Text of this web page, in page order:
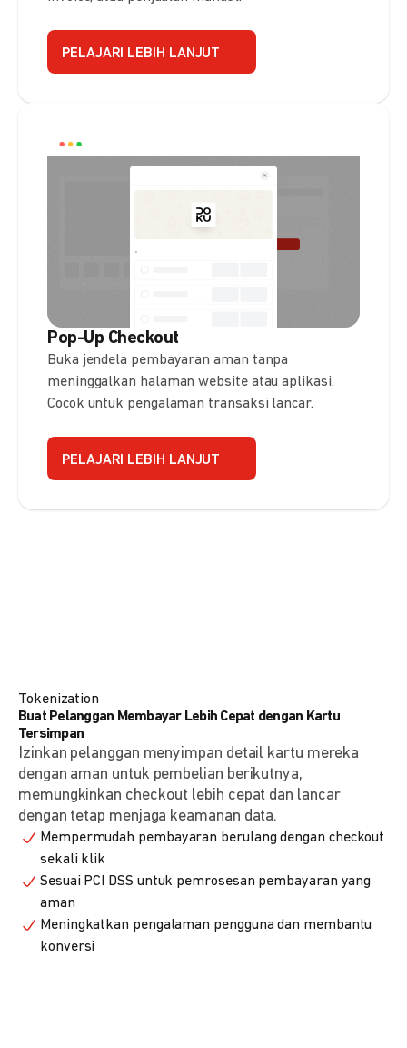
PELAJARI LEBIH LANJUT
Pop-Up Checkout
Buka jendela pembayaran aman tanpa
meninggalkan halaman website atau aplikasi.
Cocok untuk pengalaman transaksi lancar.
PELAJARI LEBIH LANJUT
Tokenization
Buat Pelanggan Membayar Lebih Cepat dengan Kartu
Tersimpan
Izinkan pelanggan menyimpan detail kartu mereka
dengan aman untuk pembelian berikutnya,
memungkinkan checkout lebih cepat dan lancar
dengan tetap menjaga keamanan data.
Mempermudah pembayaran berulang dengan checkout
sekali klik
Sesuai PCI DSS untuk pemrosesan pembayaran yang
aman
Meningkatkan pengalaman pengguna dan membantu
konversi